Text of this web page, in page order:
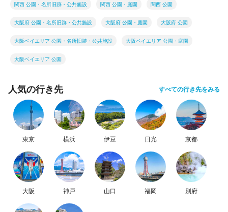
関西 公園・名所旧跡・公共施設 関西 公園・庭園 関西 公園
大阪府 公園・名所旧跡・公共施設 大阪府 公園・庭園 大阪府 公園
大阪ベイエリア 公園・名所旧跡・公共施設 大阪ベイエリア 公園・庭園
大阪ベイエリア 公園
人気の行き先 すべての行き先をみる
東京 横浜 伊豆 日光 京都
大阪 神戸 山口 福岡 別府